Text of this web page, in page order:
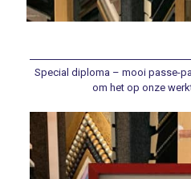
Special diploma – mooi passe-
om het op onze